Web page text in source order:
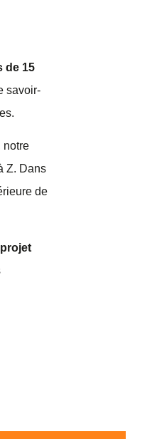
de 15
savoir-
notre
Z. Dans
de
projet